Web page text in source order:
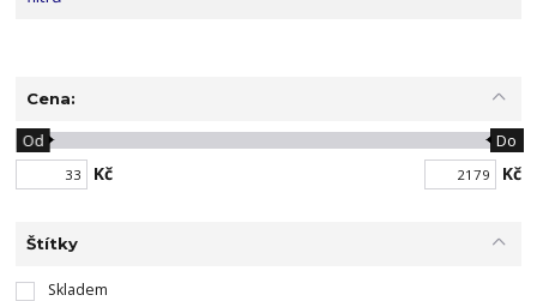
Cena:
Kč
Od Do
Kč
Štítky
Skladem